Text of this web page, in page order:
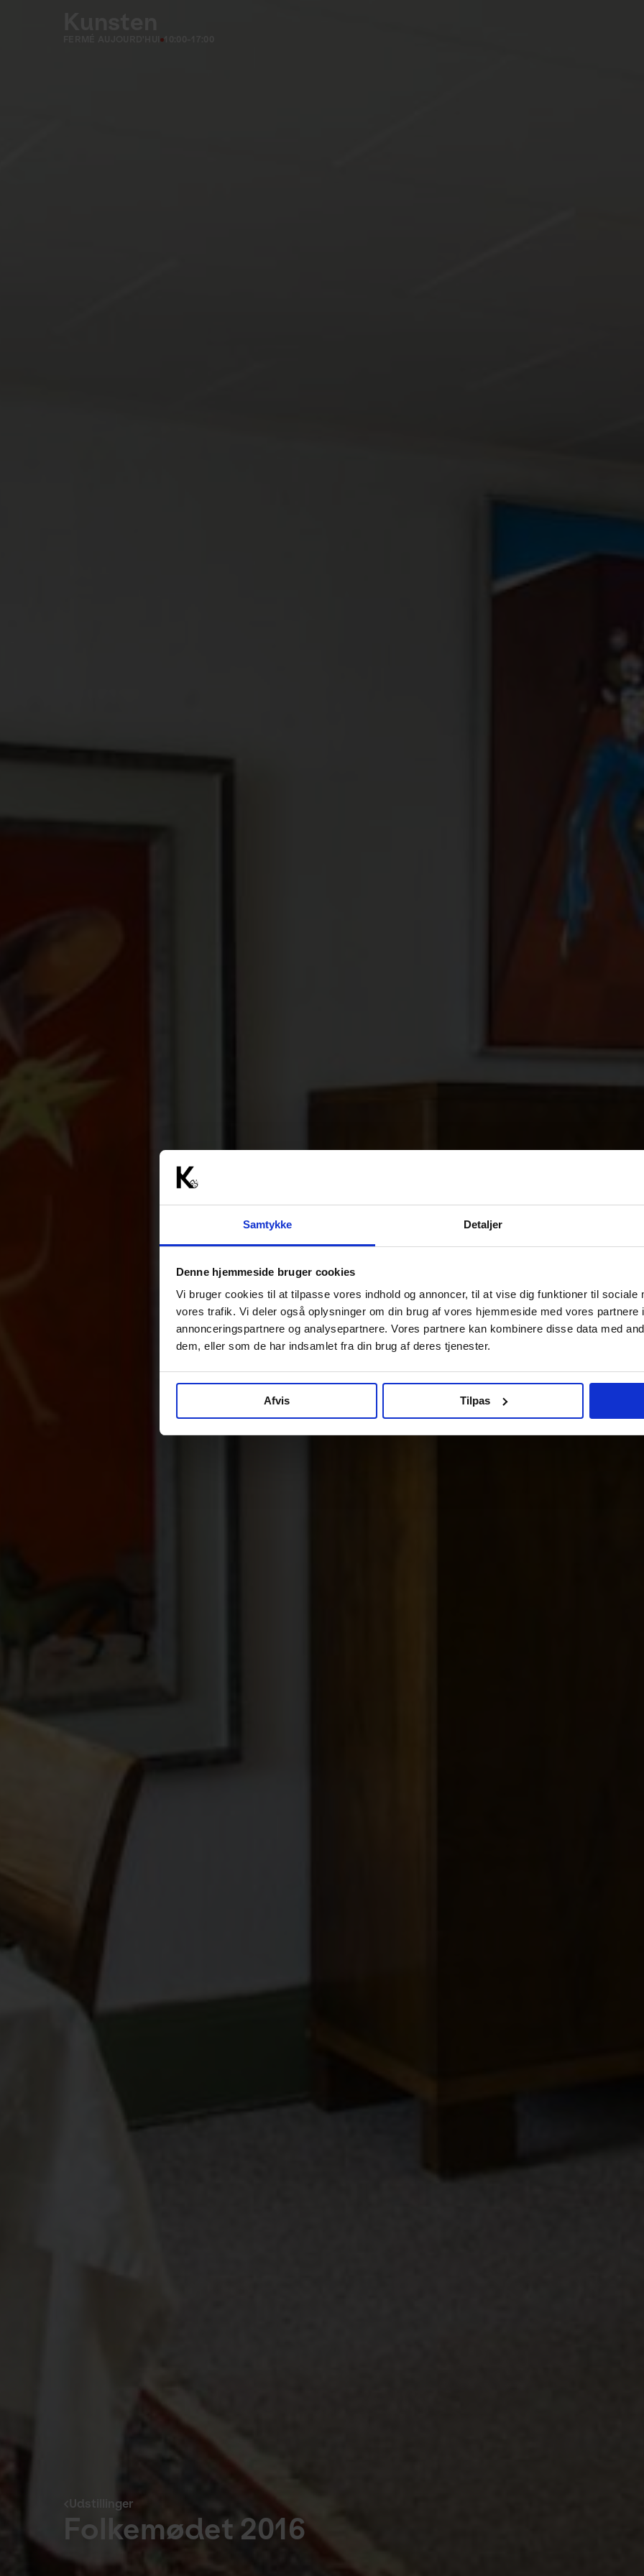
Samtykke Detaljer
Denne hjemmeside bruger cookies
Vi bruger cookies til at tilpasse vores indhold og annoncer, til at vise dig funktioner til sociale
vores trafik. Vi deler også oplysninger om din brug af vores hjemmeside med vores partnere
annonceringspartnere og analysepartnere. Vores partnere kan kombinere disse data med
dem, eller som de har indsamlet fra din brug af deres tjenester.
Afvis Tilpas
FERMÉ AUJOURD'HUI
Udstillinger
Folkemødet 2016